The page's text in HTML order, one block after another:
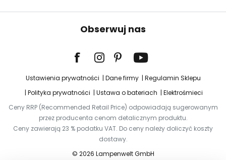
Obserwuj nas
Ustawienia prywatności Dane firmy
Regulamin Sklepu
Polityka prywatności
Ustawa o bateriach
Elektrośmieci
Ceny RRP (Recommended Retail Price) odpowiadają sugerowanym
przez producenta cenom detalicznym produktu.
Ceny zawierają 23 % podatku VAT. Do ceny należy doliczyć koszty
dostawy.
© 2026 Lampenwelt GmbH